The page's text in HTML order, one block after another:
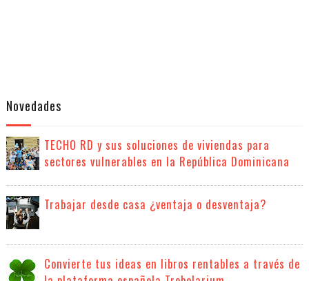
Novedades
TECHO RD y sus soluciones de viviendas para
sectores vulnerables en la República Dominicana
Trabajar desde casa ¿ventaja o desventaja?
Convierte tus ideas en libros rentables a través de